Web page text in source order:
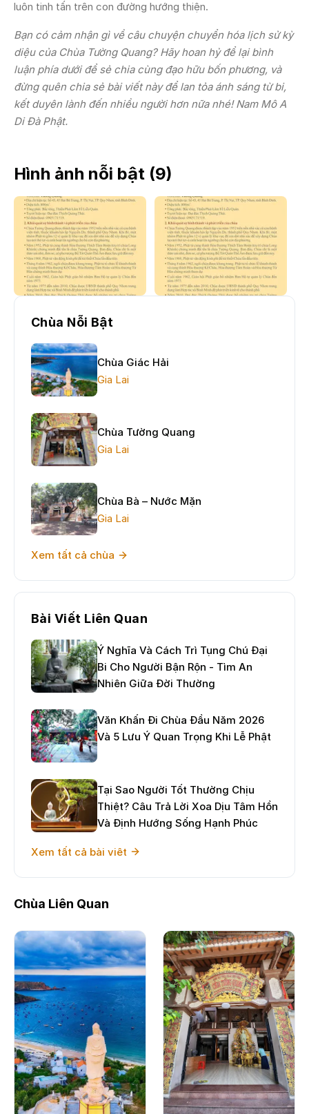
luôn tinh tấn trên con đường hướng thiện.
Bạn có cảm nhận gì về câu chuyện chuyển hóa lịch sử kỳ
diệu của Chùa Tường Quang? Hãy hoan hỷ để lại bình
luận phía dưới để sẻ chia cùng đạo hữu bốn phương, và
đừng quên chia sẻ bài viết này để lan tỏa ánh sáng từ bi,
kết duyên lành đến nhiều người hơn nữa nhé! Nam Mô A
Di Đà Phật.
Hình ảnh nỗi bật (9)
Chùa Nỗi Bật
Chùa Giác Hải
Gia Lai
Chùa Tường Quang
Gia Lai
Chùa Bà – Nước Mặn
Gia Lai
Xem tất cả chùa
Bài Viết Liên Quan
Ý Nghĩa Và Cách Trì Tụng Chú Đại
Bi Cho Người Bận Rộn - Tìm An
Nhiên Giữa Đời Thường
Văn Khấn Đi Chùa Đầu Năm 2026
Và 5 Lưu Ý Quan Trọng Khi Lễ Phật
Tại Sao Người Tốt Thường Chịu
Thiệt? Câu Trả Lời Xoa Dịu Tâm Hồn
Và Định Hướng Sống Hạnh Phúc
Xem tất cả bài viêt
Chùa Liên Quan